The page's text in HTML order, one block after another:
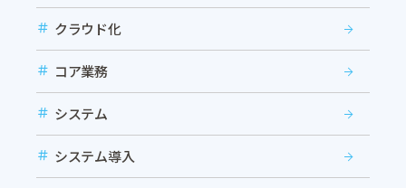
クラウド化
コア業務
システム
システム導入